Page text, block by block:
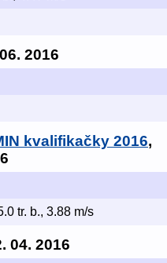
2016
kvalifikačky 2016,
tr. b., 3.88 m/s
04. 2016